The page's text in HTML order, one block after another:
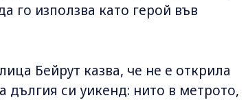
го използва като герой във
Бейрут казва, че не е открила
дългия си уикенд: нито в метрото,